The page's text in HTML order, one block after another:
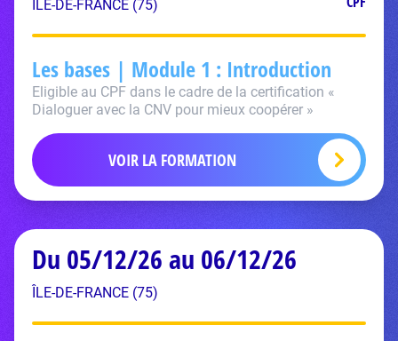
ÎLE-DE-FRANCE (75)
Les bases | Module 1 : Introduction
Eligible au CPF dans le cadre de la certification «
Dialoguer avec la CNV pour mieux coopérer »
VOIR LA FORMATION
Du 05/12/26 au 06/12/26
ÎLE-DE-FRANCE (75)